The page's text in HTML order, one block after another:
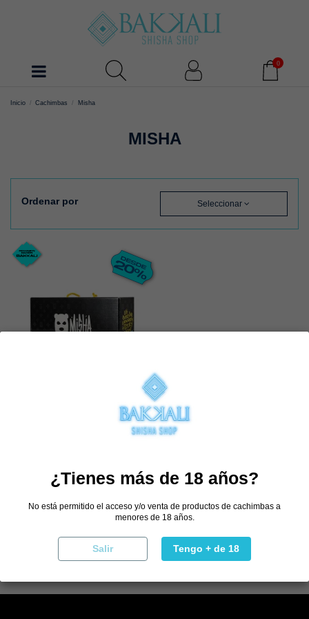
0
Inicio Cachimbas Misha
MISHA
Ordenar por Seleccionar
Cachimba Misha Revolt
Selecciona combinación
¿Tienes más de 18 años?
No está permitido el acceso y/o venta de productos de cachimbas a
menores de 18 años.
Salir Tengo + de 18